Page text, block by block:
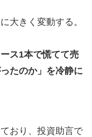
大きく変動する。
ス1本で慌てて売
たのか」を冷静に
おり、投資助言で